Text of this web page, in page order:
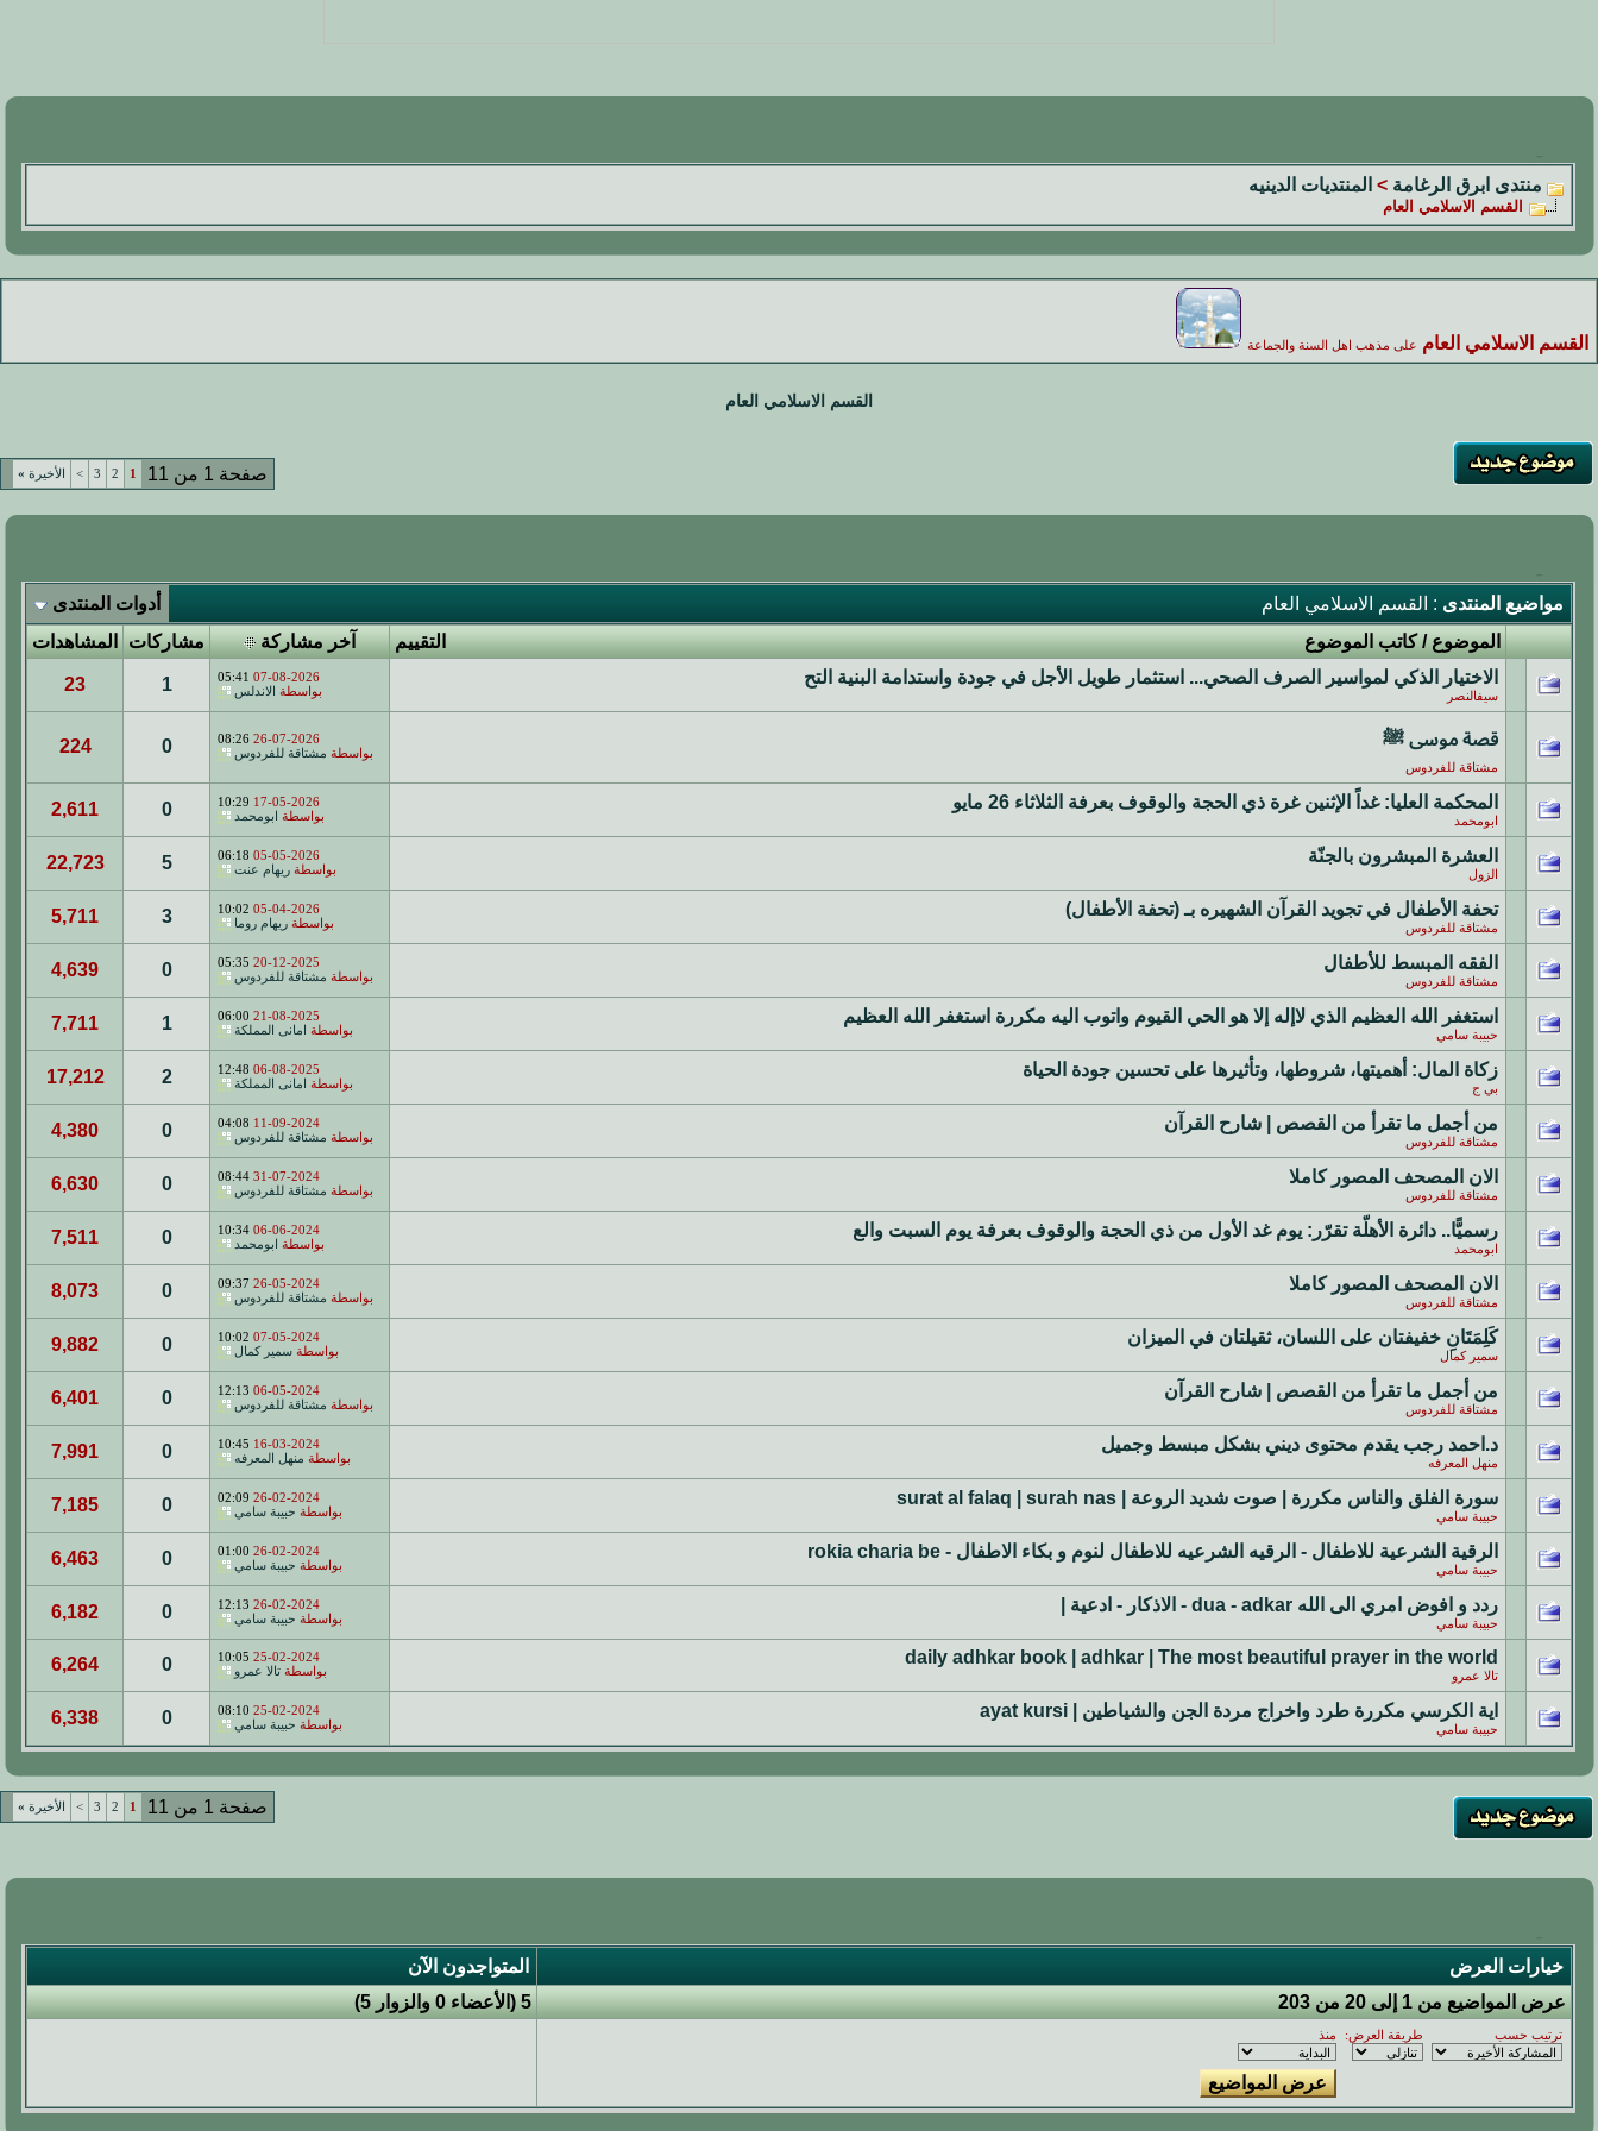
منتدى ابرق الرغامة > المنتديات الدينيه
القسم الاسلامي العام
القسم الاسلامي العام على مذهب اهل السنة والجماعة
القسم الاسلامي العام
صفحة 1 من 11 1
2
3
> الأخيرة »
مواضيع المنتدى : القسم الاسلامي العام
أدوات المنتدى
التقييم
الموضوع/كاتب الموضوع آخر مشاركة مشاركات
المشاهدات
الاختيار الذكي لمواسير الصرف الصحي... استثمار طويل الأجل في جودة واستدامة البنية التح
سيفالنصر
07-08-2026
05:41
بواسطة الاندلس 1
23
قصة موسى ﷺ
مشتاقة للفردوس
26-07-2026
08:26
بواسطة مشتاقة للفردوس 0
224
المحكمة العليا: غداً الإثنين غرة ذي الحجة والوقوف بعرفة الثلاثاء 26 مايو
ابومحمد
17-05-2026
10:29
بواسطة
ابومحمد 0
2,611
العشرة المبشرون بالجنّة
الزول
05-05-2026
06:18
بواسطة ريهام عنت 5
22,723
تحفة الأطفال في تجويد القرآن الشهيره بـ (تحفة الأطفال)
مشتاقة للفردوس
05-04-2026
10:02
بواسطة ريهام روما 3
5,711
الفقه المبسط للأطفال
مشتاقة للفردوس
20-12-2025
05:35
بواسطة مشتاقة للفردوس 0
4,639
استغفر الله العظيم الذي لاإله إلا هو الحي القيوم واتوب اليه مكررة استغفر الله العظيم
حبيبة سامي
21-08-2025
06:00
بواسطة
امانى المملكة 1
7,711
زكاة المال: أهميتها، شروطها، وتأثيرها على تحسين جودة الحياة
بي ج
06-08-2025
12:48
بواسطة
امانى المملكة 2
17,212
من أجمل ما تقرأ من القصص | شارح القرآن
مشتاقة للفردوس
11-09-2024
04:08
بواسطة مشتاقة للفردوس 0
4,380
الان المصحف المصور كاملا
مشتاقة للفردوس
31-07-2024
08:44
بواسطة مشتاقة للفردوس 0
6,630
‫رسميًّا.. دائرة الأهلّة تقرّر: يوم غد الأول من ذي الحجة والوقوف بعرفة يوم السبت والع
ابومحمد
06-06-2024
10:34
بواسطة
ابومحمد 0
7,511
الان المصحف المصور كاملا
مشتاقة للفردوس
26-05-2024
09:37
بواسطة مشتاقة للفردوس 0
8,073
كَلِمَتَانِ خفيفتان على اللسان، ثقيلتان في الميزان
سمير كمال
07-05-2024
10:02
بواسطة سمير كمال 0
9,882
من أجمل ما تقرأ من القصص | شارح القرآن
مشتاقة للفردوس
06-05-2024
12:13
بواسطة مشتاقة للفردوس 0
6,401
د.احمد رجب يقدم محتوى ديني بشكل مبسط وجميل
منهل المعرفه
16-03-2024
10:45
بواسطة منهل المعرفه 0
7,991
سورة الفلق والناس مكررة | صوت شديد الروعة | surat al falaq | surah nas
حبيبة سامي
26-02-2024
02:09
بواسطة حبيبة سامي 0
7,185
الرقية الشرعية للاطفال - الرقيه الشرعيه للاطفال لنوم و بكاء الاطفال - rokia charia be
حبيبة سامي
26-02-2024
01:00
بواسطة حبيبة سامي 0
6,463
ردد و افوض امري الى الله dua - adkar - الاذكار - ادعية |
حبيبة سامي
26-02-2024
12:13
بواسطة حبيبة سامي 0
6,182
daily adhkar book | adhkar | The most beautiful prayer in the world
تالا عمرو
25-02-2024
10:05
بواسطة تالا عمرو 0
6,264
اية الكرسي مكررة طرد واخراج مردة الجن والشياطين | ayat kursi
حبيبة سامي
25-02-2024
08:10
بواسطة حبيبة سامي 0
6,338
صفحة 1 من 11 1
2
3
> الأخيرة »
خيارات العرض
المتواجدون الآن
عرض المواضيع من 1 إلى 20 من 203
5 (الأعضاء 0 والزوار 5)
ترتيب حسب طريقة العرض: منذ